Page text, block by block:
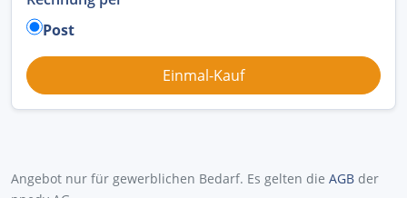
Post
Angebot nur für gewerblichen Bedarf. Es gelten die AGB der